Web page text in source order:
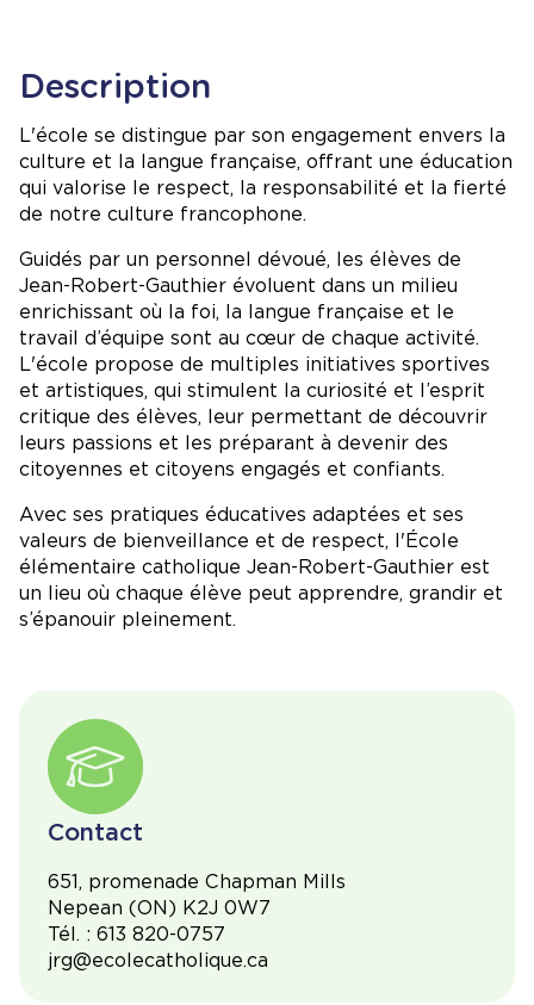
Description
L'école se distingue par son engagement envers la
culture et la langue française, offrant une éducation
qui valorise le respect, la responsabilité et la fierté
de notre culture francophone.
Guidés par un personnel dévoué, les élèves de
Jean-Robert-Gauthier évoluent dans un milieu
enrichissant où la foi, la langue française et le
travail d’équipe sont au cœur de chaque activité.
L'école propose de multiples initiatives sportives
et artistiques, qui stimulent la curiosité et l’esprit
critique des élèves, leur permettant de découvrir
leurs passions et les préparant à devenir des
citoyennes et citoyens engagés et confiants.
Avec ses pratiques éducatives adaptées et ses
valeurs de bienveillance et de respect, l'École
élémentaire catholique Jean-Robert-Gauthier est
un lieu où chaque élève peut apprendre, grandir et
s’épanouir pleinement.
Contact
651, promenade Chapman Mills
Nepean (ON) K2J 0W7
Tél. : 613 820-0757
jrg@ecolecatholique.ca